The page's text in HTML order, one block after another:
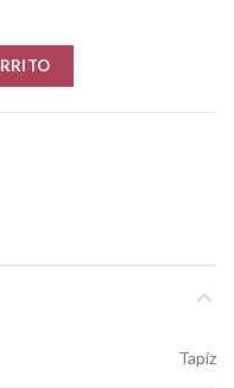
cantidad
Tapiz